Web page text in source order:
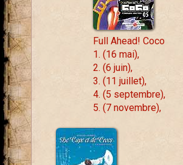
Full Ahead! Coco
1. (16 mai),
2. (6 juin),
3. (11 juillet),
4. (5 septembre),
5. (7 novembre),